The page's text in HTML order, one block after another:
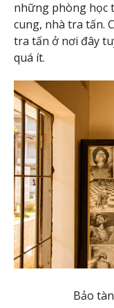
những phòng học
cung, nhà tra tấn.
tra tấn ở nơi đây
quá ít.
Bảo